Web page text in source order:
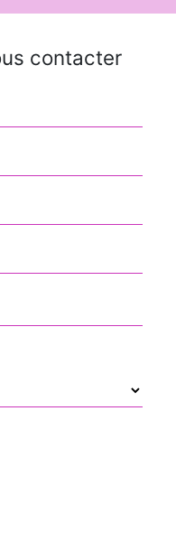
contacter